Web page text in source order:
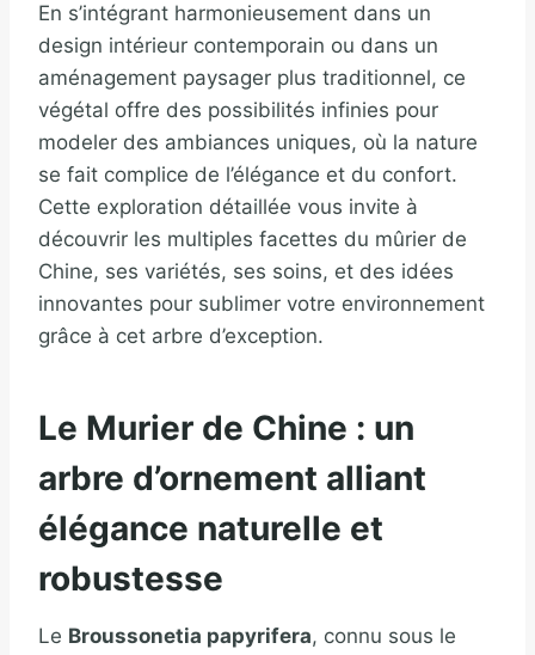
En s’intégrant harmonieusement dans un
design intérieur contemporain ou dans un
aménagement paysager plus traditionnel, ce
végétal offre des possibilités infinies pour
modeler des ambiances uniques, où la nature
se fait complice de l’élégance et du confort.
Cette exploration détaillée vous invite à
découvrir les multiples facettes du mûrier de
Chine, ses variétés, ses soins, et des idées
innovantes pour sublimer votre environnement
grâce à cet arbre d’exception.
Le Murier de Chine : un
arbre d’ornement alliant
élégance naturelle et
robustesse
Le Broussonetia papyrifera, connu sous le